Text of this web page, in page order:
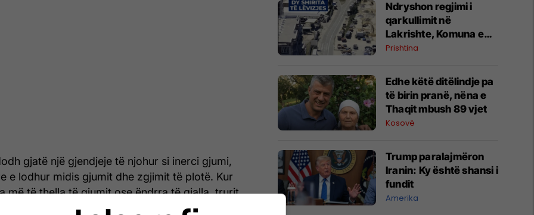
gjatë një gjendjeje të njohur si inerci gjumi,
e lodhur midis gjumit dhe zgjimit të plotë. Kur
më të thella të gjumit ose ëndrra të gjalla, trurit
kohë për të 'riorientuar' veten, që do të thotë se
Ndryshon regjimi i
qarkullimit në
Lakrishte, Komuna e
Prishtinës ofron
Prishtina
Edhe këtë ditëlindje pa
të birin pranë, nëna e
Thaqit mbush 89 vjet
Kosovë
Trump paralajmëron
Iranin: Ky është shansi i
fundit
Amerika